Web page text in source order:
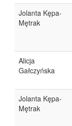
Jolanta Kępa-
Mętrak
Alicja
Gałczyńska
Jolanta Kępa-
Mętrak